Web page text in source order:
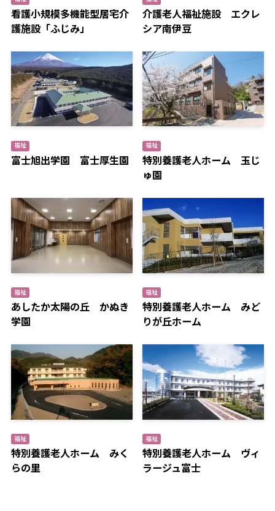
看護小規模多機能型居宅介
護施設「ふじみ」
介護老人福祉施設 エクレ
シア南伊豆
福祉
富士旭出学園 富士厚生園
福祉
特別養護老人ホーム 玉じ
ゅ園
福祉
あしたか太陽の丘 かぬき
学園
福祉
特別養護老人ホーム みど
りが丘ホーム
福祉
特別養護老人ホーム みく
らの里
福祉
特別養護老人ホーム ヴィ
ラージュ富士